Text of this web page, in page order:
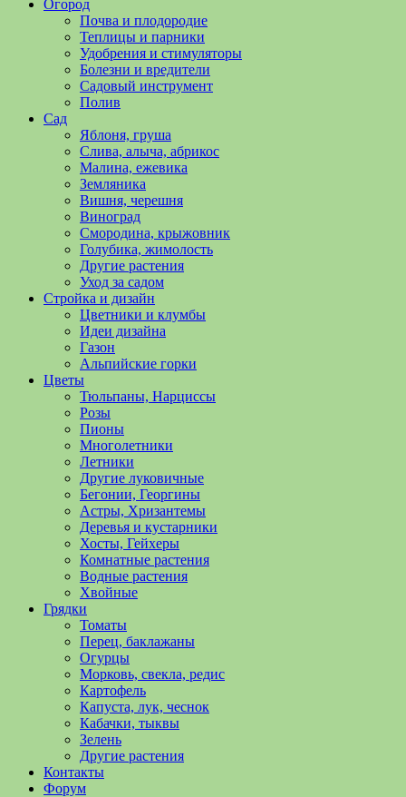
Огородничество
огородничество
полезные
уходу
овощами,
растениями
Поможем
обустройстве
выращивании
Огород
Почва и плодородие
Теплицы и парники
Удобрения и стимуляторы
Болезни и вредители
Садовый инструмент
Полив
Сад
Яблоня, груша
Слива, алыча, абрикос
Малина, ежевика
Земляника
Вишня, черешня
Виноград
Смородина, крыжовник
Голубика, жимолость
Другие растения
Уход за садом
Стройка и дизайн
Цветники и клумбы
Идеи дизайна
Газон
Альпийские горки
Цветы
Тюльпаны, Нарциссы
Розы
Пионы
Многолетники
Летники
Другие луковичные
Бегонии, Георгины
Астры, Хризантемы
Деревья и кустарники
Хосты, Гейхеры
Комнатные растения
Водные растения
Хвойные
Грядки
Томаты
Перец, баклажаны
Огурцы
Морковь, свекла, редис
Картофель
Капуста, лук, чеснок
Кабачки, тыквы
Зелень
Другие растения
Контакты
Форум